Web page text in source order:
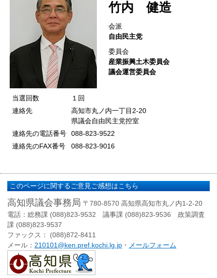
竹内 健造
会派
自由民主党
委員会
産業振興土木委員会
議会運営委員会
当選回数
１回
連絡先
高知市丸ノ内一丁目2-20
県議会自由民主党控室
連絡先の電話番号
088-823-9522
連絡先のFAX番号
088-823-9016
このページに関するご意見ご感想はこちら
高知県議会事務局 〒780-8570 高知県高知市丸ノ内1-2-20
電話：総務課 (088)823-9532 議事課 (088)823-9536 政策調査
課 (088)823-9537
ファックス： (088)872-8411
メール： 210101@ken.pref.kochi.lg.jp ・ メールフォーム